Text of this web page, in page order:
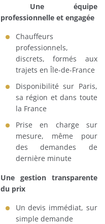
Une équipe
professionnelle et engagée
Chauffeurs
professionnels,
discrets, formés aux
trajets en Île-de-France
Disponibilité sur Paris,
sa région et dans toute
la France
Prise en charge sur
mesure, même pour
des demandes de
dernière minute
Une gestion transparente
du prix
Un devis immédiat, sur
simple demande